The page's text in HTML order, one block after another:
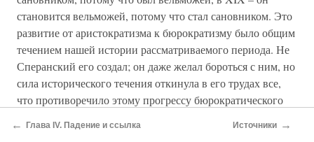
становится вельможей, потому что стал сановником. Это
развитие от аристократизма к бюрократизму было общим
течением нашей истории рассматриваемого периода. Не
Сперанский его создал; он даже желал бороться с ним, но
сила исторического течения откинула в его трудах все,
что противоречило этому прогрессу бюрократического
содействовало. Русское вельможество и русское
← Глава IV. Падение и ссылка Источники →